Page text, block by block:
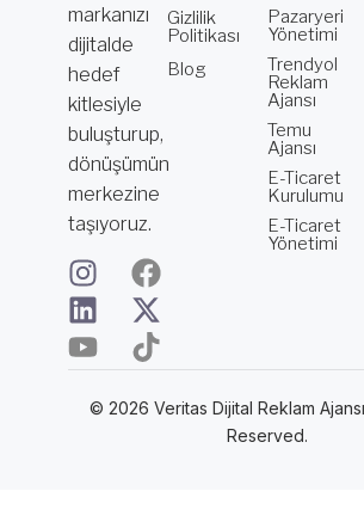
markanızı
dijitalde
hedef
kitlesiyle
buluşturup,
dönüşümün
merkezine
taşıyoruz.
I
n
s
t
g
F
a
c
e
o
L
i
n
k
d
X
-
t
w
t
Y
o
u
t
b
T
i
k
t
k
Gizlilik
Politikası
Blog
Pazaryeri
Yönetimi
Trendyol
Reklam
Ajansı
Temu
Ajansı
E-Ticaret
Kurulumu
E-Ticaret
Yönetimi
© 2026 Veritas Dijital Reklam
Reserved.